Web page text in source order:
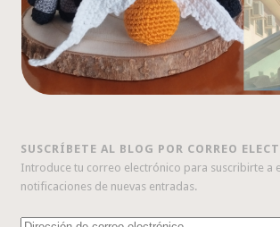
SUSCRÍBETE AL BLOG POR CORREO
Introduce tu correo electrónico para suscribirte a
notificaciones de nuevas entradas.